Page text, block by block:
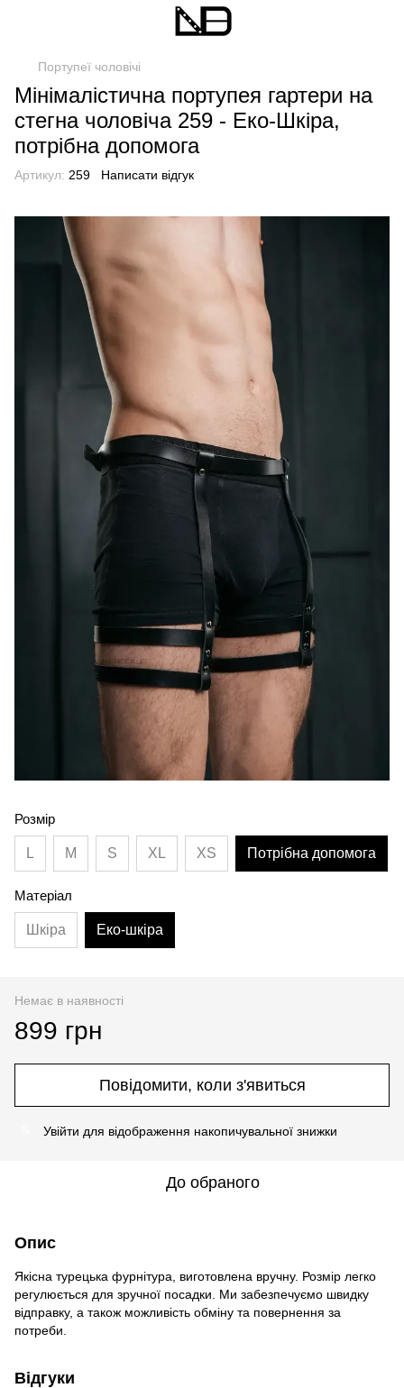
Портупеї чоловічі
Мінімалістична портупея гартери на
стегна чоловіча 259 - Еко-Шкіра,
потрібна допомога
Артикул: 259 Написати відгук
Розмір
L M S XL XS Потрібна допомога
Матеріал
Шкіра Еко-шкіра
Немає в наявності
899 грн
Повідомити, коли з'явиться
Увійти для відображення накопичувальної знижки
До обраного
Опис
Якісна турецька фурнітура, виготовлена вручну. Розмір легко
регулюється для зручної посадки. Ми забезпечуємо швидку
відправку, а також можливість обміну та повернення за
потреби.
Відгуки